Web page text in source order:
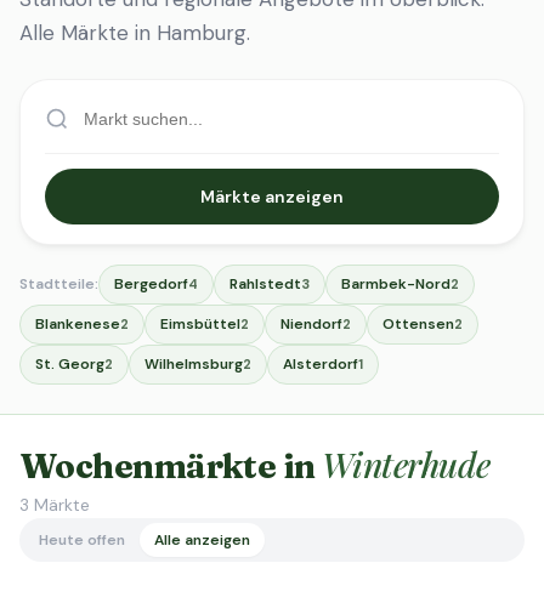
Alle Märkte in Hamburg.
Märkte anzeigen
Stadtteile: Bergedorf4 Rahlstedt3 Barmbek-Nord2
Blankenese2 Eimsbüttel2 Niendorf2 Ottensen2
St. Georg2 Wilhelmsburg2 Alsterdorf1
Wochenmärkte in Winterhude
3 Märkte
Heute offen Alle anzeigen